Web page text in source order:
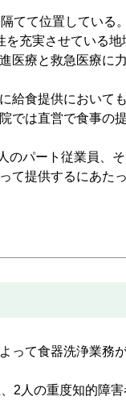
てて位置している
充実させている
医療と救急医療に
給食提供において
では直営で食事の
パート従業員、
て提供するにあた
って食器洗浄業務
2人の重度知的障